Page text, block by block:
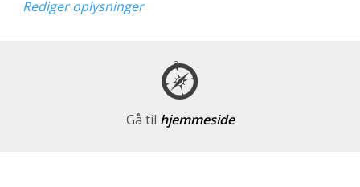
Rediger oplysninger
Gå til hjemmeside